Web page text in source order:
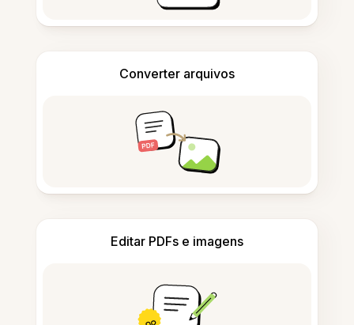
Converter arquivos
Editar PDFs e imagens